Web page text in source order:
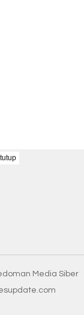
Media Siber
tutup